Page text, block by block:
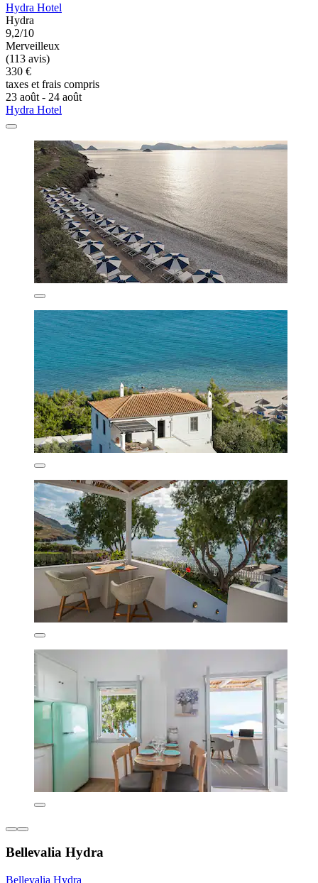
Hydra Hotel
Hydra
9,2/10
Merveilleux
(113 avis)
330 €
taxes et frais compris
23 août - 24 août
Hydra Hotel
Bellevalia Hydra
Bellevalia Hydra